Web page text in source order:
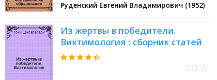
Руденский Евгений Владимирович (1952)
Из жертвы в победители.
Виктимология : сборник статей